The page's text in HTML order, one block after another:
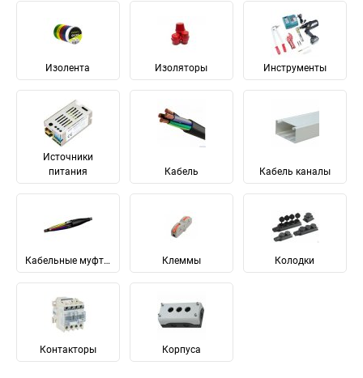
Изолента Изоляторы Инструменты
Источники
питания
Кабель Кабель каналы
Кабельные муфты Клеммы Колодки
Контакторы Корпуса